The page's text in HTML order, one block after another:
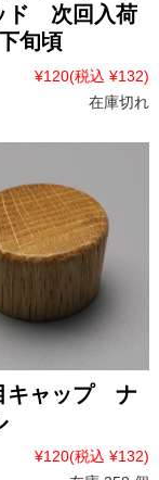
ド 次回入荷
旬頃
¥120(税込 ¥132)
在庫切れ
キャップ ナ
¥120(税込 ¥132)